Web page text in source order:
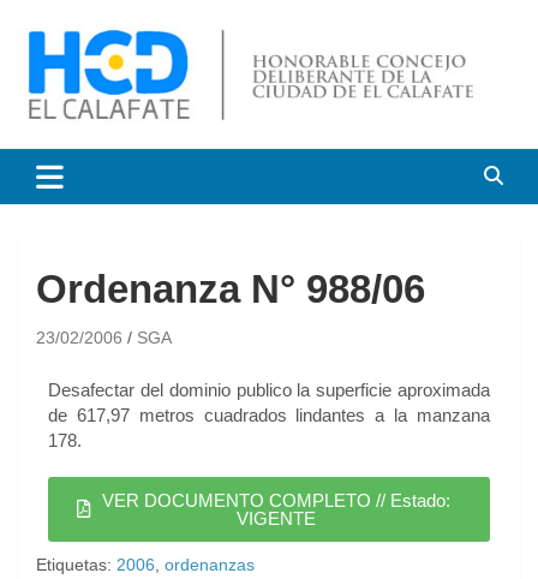
Honorable Concejo
Deliberante de El Calafate
Ordenanza N° 988/06
23/02/2006 SGA
Desafectar del dominio publico la superficie aproximada
de 617,97 metros cuadrados lindantes a la manzana
178.
VER DOCUMENTO COMPLETO // Estado:
VIGENTE
Etiquetas: 2006 ordenanzas